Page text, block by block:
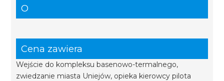
O
Cena zawiera
Wejście do kompleksu basenowo-termalnego,
zwiedzanie miasta Uniejów, opieka kierowcy pilota